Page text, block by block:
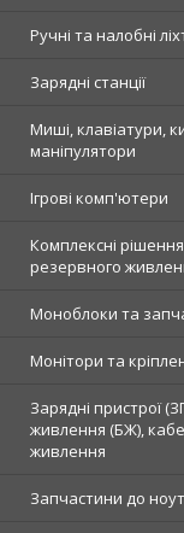
Ручні та налобні
Зарядні станції
Миші, клавіатури,
маніпулятори
Ігрові комп'ютери
Комплексні
резервного
Моноблоки та
Монітори та
Зарядні пристрої
живлення (БЖ),
живлення
Запчастини до